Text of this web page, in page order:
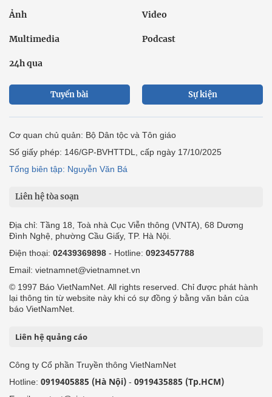
Ảnh Video
Multimedia Podcast
24h qua
Tuyến bài Sự kiện
Cơ quan chủ quản: Bộ Dân tộc và Tôn giáo
Số giấy phép: 146/GP-BVHTTDL, cấp ngày 17/10/2025
Tổng biên tập: Nguyễn Văn Bá
Liên hệ tòa soạn
Địa chỉ: Tầng 18, Toà nhà Cục Viễn thông (VNTA), 68 Dương
Đình Nghệ, phường Cầu Giấy, TP. Hà Nội.
Điện thoại: 02439369898 - Hotline: 0923457788
Email: vietnamnet@vietnamnet.vn
© 1997 Báo VietNamNet. All rights reserved. Chỉ được phát hành
lại thông tin từ website này khi có sự đồng ý bằng văn bản của
báo VietNamNet.
Liên hệ quảng cáo
Công ty Cổ phần Truyền thông VietNamNet
Hotline: 0919405885 (Hà Nội) - 0919435885 (Tp.HCM)